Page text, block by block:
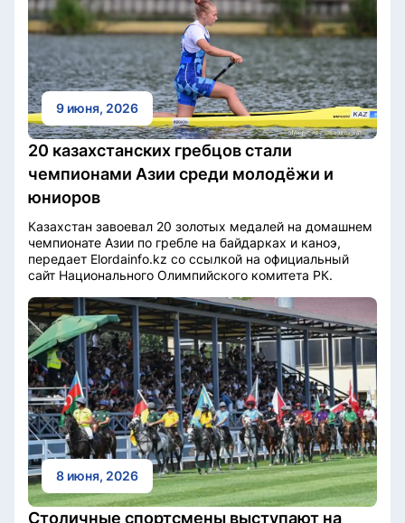
9 июня, 2026
20 казахстанских гребцов стали
чемпионами Азии среди молодёжи и
юниоров
Казахстан завоевал 20 золотых медалей на домашнем
чемпионате Азии по гребле на байдарках и каноэ,
передает Elordainfo.kz со ссылкой на официальный
сайт Национального Олимпийского комитета РК.
8 июня, 2026
Столичные спортсмены выступают на